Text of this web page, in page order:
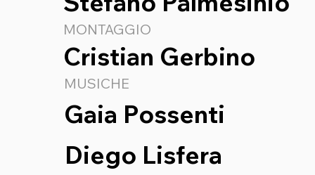
MONTAGGIO
Cristian Gerbino
MUSICHE
Gaia Possenti
Diego Lisfera